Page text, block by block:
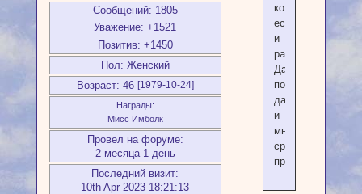
Сообщений: 1805
Уважение: +1521
Позитив: +1450
Пол: Женский
Возраст: 46 [1979-10-24]
Награды:
Мисс Имболк
Провел на форуме:
2 месяца 1 день
Последний визит:
10th Apr 2023 18:21:13
колоде
есть
и
расклады.
Давай
попробуем,
да
и
мне
сразу
практика.